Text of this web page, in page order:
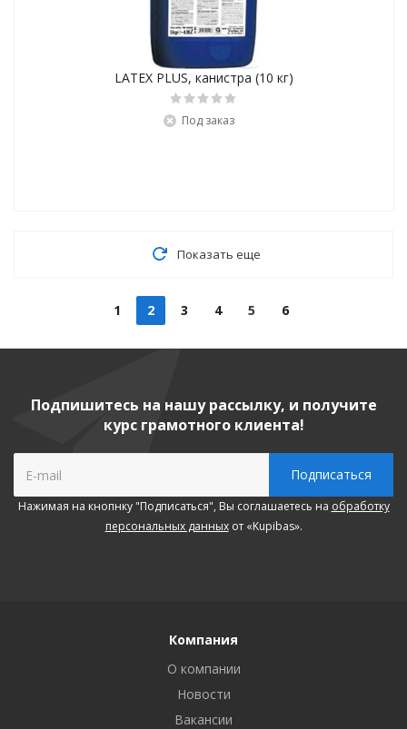
LATEX PLUS, канистра (10 кг)
Под заказ
Показать еще
1 2 3 4 5 6
Подпишитесь на нашу рассылку, и получите
курс грамотного клиента!
Нажимая на кнопнку "Подписаться", Вы соглашаетесь на обработку
персональных данныхот «Kupibas».
Компания
О компании
Новости
Вакансии